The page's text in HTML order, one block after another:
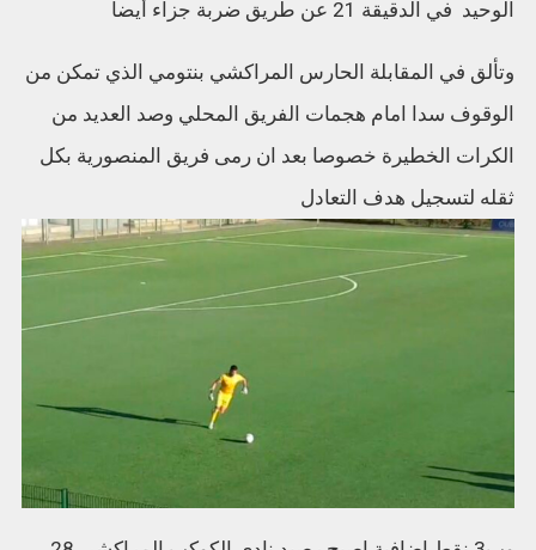
الوحيد في الدقيقة 21 عن طريق ضربة جزاء أيضا
وتألق في المقابلة الحارس المراكشي بنتومي الذي تمكن من
الوقوف سدا امام هجمات الفريق المحلي وصد العديد من
الكرات الخطيرة خصوصا بعد ان رمى فريق المنصورية بكل
ثقله لتسجيل هدف التعادل